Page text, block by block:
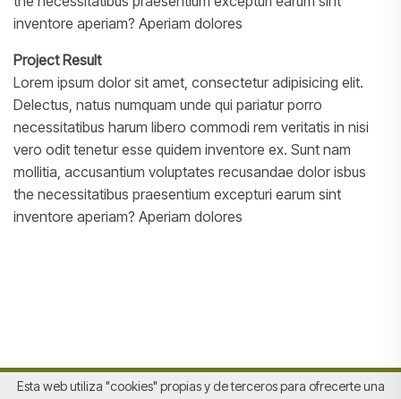
inventore aperiam? Aperiam dolores
Project Result
Lorem ipsum dolor sit amet, consectetur adipisicing elit.
Delectus, natus numquam unde qui pariatur porro
necessitatibus harum libero commodi rem veritatis in nisi
vero odit tenetur esse quidem inventore ex. Sunt nam
mollitia, accusantium voluptates recusandae dolor isbus
the necessitatibus praesentium excepturi earum sint
inventore aperiam? Aperiam dolores
Esta web utiliza "cookies" propias y de terceros para ofrecerte una